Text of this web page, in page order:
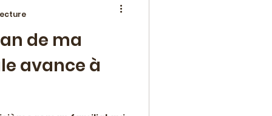
de ma
avance à